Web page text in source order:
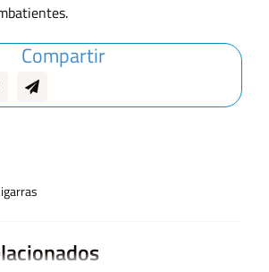
Compartir